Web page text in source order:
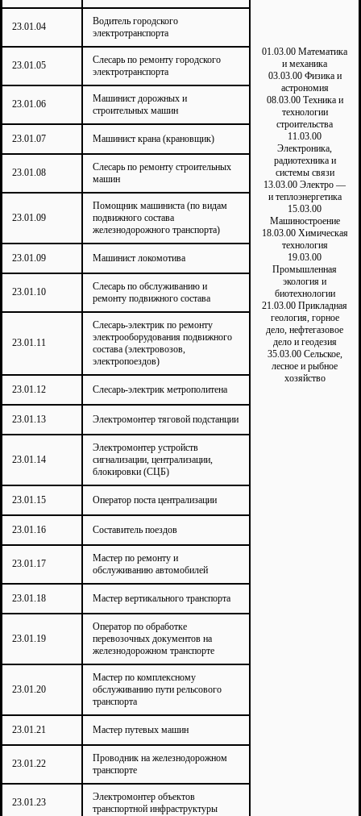
01.03.00 Математика
и механика
03.03.00 Физика и
астрономия
08.03.00 Техника и
технологии
строительства
11.03.00
Электроника,
радиотехника и
системы связи
13.03.00 Электро —
и теплоэнергетика
15.03.00
Машиностроение
18.03.00 Химическая
технология
19.03.00
Промышленная
экология и
биотехнологии
21.03.00 Прикладная
геология, горное
дело, нефтегазовое
дело и геодезия
35.03.00 Сельское,
лесное и рыбное
хозяйство
23.01.04
Водитель городского
электротранспорта
23.01.05
Слесарь по ремонту городского
электротранспорта
23.01.06
Машинист дорожных и
строительных машин
23.01.07 Машинист крана (крановщик)
23.01.08
Слесарь по ремонту строительных
машин
23.01.09
Помощник машиниста (по видам
подвижного состава
железнодорожного транспорта)
23.01.09 Машинист локомотива
23.01.10
Слесарь по обслуживанию и
ремонту подвижного состава
23.01.11
Слесарь-электрик по ремонту
электрооборудования подвижного
состава (электровозов,
электропоездов)
23.01.12 Слесарь-электрик метрополитена
23.01.13 Электромонтер тяговой подстанции
23.01.14
Электромонтер устройств
сигнализации, централизации,
блокировки (СЦБ)
23.01.15 Оператор поста централизации
23.01.16 Составитель поездов
23.01.17
Мастер по ремонту и
обслуживанию автомобилей
23.01.18 Мастер вертикального транспорта
23.01.19
Оператор по обработке
перевозочных документов на
железнодорожном транспорте
23.01.20
Мастер по комплексному
обслуживанию пути рельсового
транспорта
23.01.21 Мастер путевых машин
23.01.22
Проводник на железнодорожном
транспорте
23.01.23
Электромонтер объектов
транспортной инфраструктуры